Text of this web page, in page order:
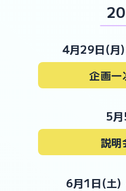
4月29日(月)
企画一
5
説明
6月1日(土)